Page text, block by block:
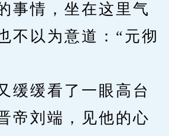
事情，坐在这里气
不以为意道：“元彻
缓看了一眼高台
帝刘端，见他的心